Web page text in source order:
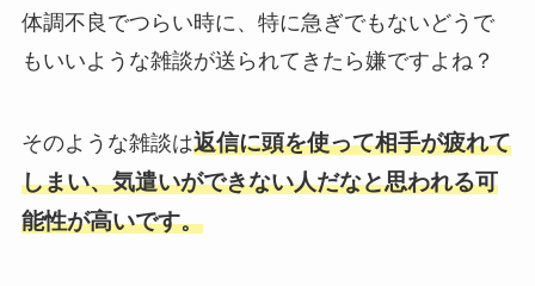
体調不良でつらい時に、特に急ぎでもないどうで
もいいような雑談が送られてきたら嫌ですよね？
そのような雑談は返信に頭を使って相手が疲れて
しまい、気遣いができない人だなと思われる可
能性が高いです。